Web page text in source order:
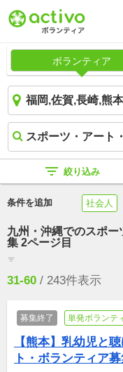
ボランティア
filter_list 絞り込み
条件を追加 社会人
九州・沖縄でのスポ
集 2ページ目
filter_list
31-60 / 243件表示
募集終了 単発ボランテ
【熊本】乳幼児と
ト・ボランティア募